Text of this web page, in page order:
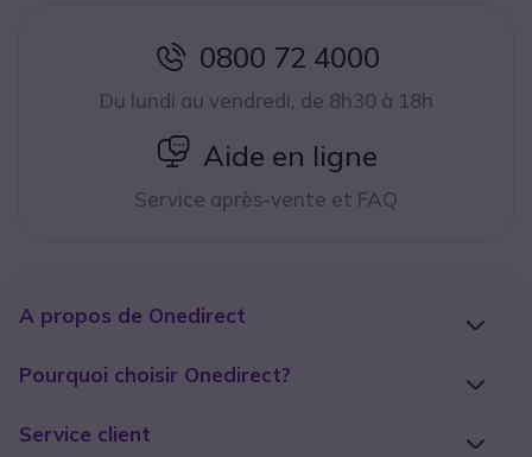
icon
0800 72 4000
Du lundi au vendredi, de 8h30 à 18h
icon
Aide en ligne
Service après-vente et FAQ
A propos de Onedirect
Pourquoi choisir Onedirect?
Service client